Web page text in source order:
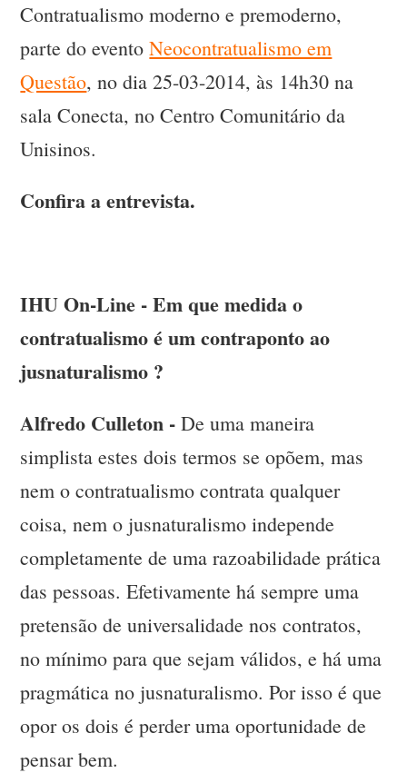
Contratualismo moderno e premoderno,
parte do eventoNeocontratualismo em
Questão, no dia 25-03-2014, às 14h30 na
sala Conecta, no Centro Comunitário da
Unisinos.
Confira a entrevista.
IHU On-Line - Em que medida o
contratualismo é um contraponto ao
jusnaturalismo ?
Alfredo Culleton - De uma maneira
simplista estes dois termos se opõem, mas
nem o contratualismo contrata qualquer
coisa, nem o jusnaturalismo independe
completamente de uma razoabilidade prática
das pessoas. Efetivamente há sempre uma
pretensão de universalidade nos contratos,
no mínimo para que sejam válidos, e há uma
pragmática no jusnaturalismo. Por isso é que
opor os dois é perder uma oportunidade de
pensar bem.